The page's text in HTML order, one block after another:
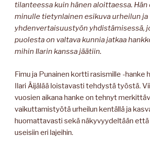
tilanteessa kuin hänen aloittaessa.
minulle tietynlainen esikuva urheilun ja
yhdenvertaisuustyön yhdistämisessä,
puolesta on valtava kunnia jatkaa
mihin Ilarin kanssa jäätiin.
Fimu ja Punainen kortti rasismille -hanke
Ilari Äijälää loistavasti tehdystä työstä.
vuosien aikana hanke on tehnyt
vaikuttamistyötä urheilun kentällä ja
huomattavasti sekä näkyvyydeltään
useisiin eri lajeihin.